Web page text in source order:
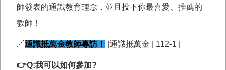
師發表的通識教育理念，並且投下你最喜愛、推薦的
教師！
🔗通識抵萬金教師專訪！ |通識抵萬金 | 112-1 |
👉Q:我可以如何參加?